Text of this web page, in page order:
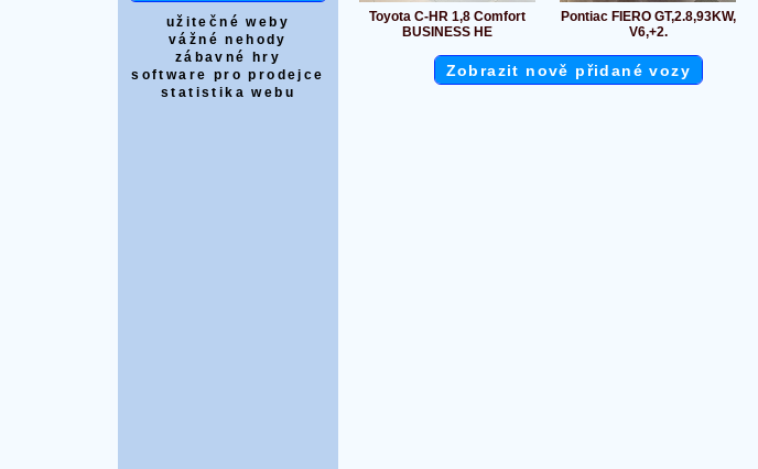
užitečné weby
vážné nehody
zábavné hry
software pro prodejce
statistika webu
Toyota C-HR 1,8 Comfort
BUSINESS HE
Pontiac FIERO GT,2.8,93KW,
V6,+2.
Zobrazit nově přidané vozy